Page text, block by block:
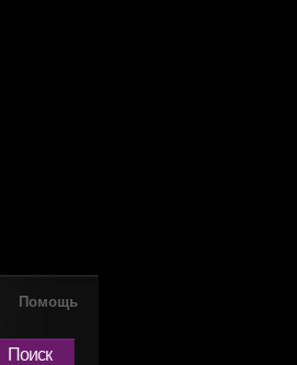
Помощь
Поиск